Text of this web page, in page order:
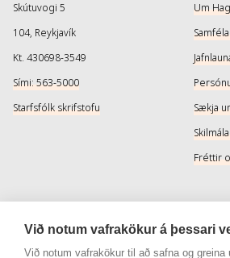
Skútuvogi 5
104, Reykjavík
Kt. 430698-3549
Sími: 563-5000
Starfsfólk skrifstofu
Um
Sækja
Fréttir
Þjónusta
Afhendingarmöguleikar
Við notum vafrakökur á þessari
Við notum vafrakökur til að safna og greina